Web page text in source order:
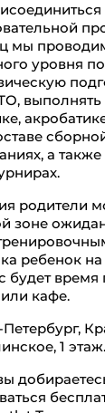
мы
уровня
а
родители
зоне
ребенок на
будет время
кафе.
1 этаж.